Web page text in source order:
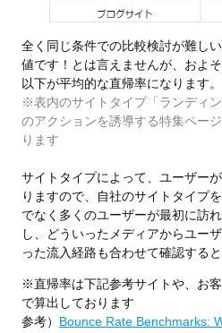
全く同じ条件での比較検討が難し
値です！とは言えませんが、およ
以下が平均的な直帰率になります。
※表内のサイトタイプ「ランディ
のアクションを誘導する特集ペー
ります
サイトタイプによって、ユーザー
りますので、自社のサイトタイプ
でなく多くのユーザーが最初に訪
し、どういったメディアからユー
った流入経路も合わせて確認する
※直帰率は下記参考サイトや、お
で算出しております
参考） Bounce Rate Benchmarks: